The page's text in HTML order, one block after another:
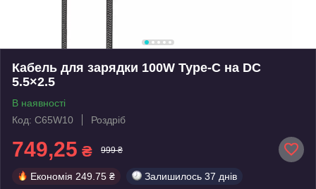
Кабель для зарядки 100W Type-C на DC
5.5×2.5
В наявності
Код: C65W10
Роздріб
749,25 ₴ 999 ₴
Економія 249.75 ₴ Залишилось 37 днів